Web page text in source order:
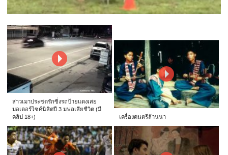
สาวเมาประชดรักซิ่งรถป้ายแดงเสย
มอเตอร์ไซค์นิสิตปี 3 มฟลเสียชีวิต (มี
คลิป 18+)
เครื่องดนตรีล้านนา